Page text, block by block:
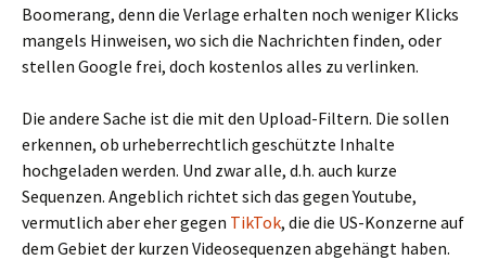
Boomerang, denn die Verlage erhalten noch weniger Klicks
mangels Hinweisen, wo sich die Nachrichten finden, oder
stellen Google frei, doch kostenlos alles zu verlinken.
Die andere Sache ist die mit den Upload-Filtern. Die sollen
erkennen, ob urheberrechtlich geschützte Inhalte
hochgeladen werden. Und zwar alle, d.h. auch kurze
Sequenzen. Angeblich richtet sich das gegen Youtube,
vermutlich aber eher gegen TikTok, die die US-Konzerne auf
dem Gebiet der kurzen Videosequenzen abgehängt haben.